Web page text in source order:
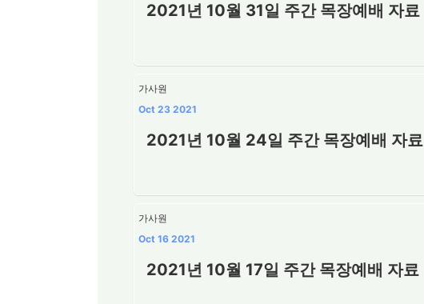
2021년 10월 31일 주간 목장예배 자료
가사원
Oct 23 2021
2021년 10월 24일 주간 목장예배 자료
가사원
Oct 16 2021
2021년 10월 17일 주간 목장예배 자료